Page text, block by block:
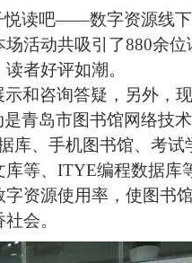
悦读吧——数字资源线
场活动共吸引了880余位
读者好评如潮。
和咨询答疑，另外，
是青岛市图书馆网络技
、手机图书馆、考试
等、ITYE编程数据库
字资源使用率，使图书
社会。